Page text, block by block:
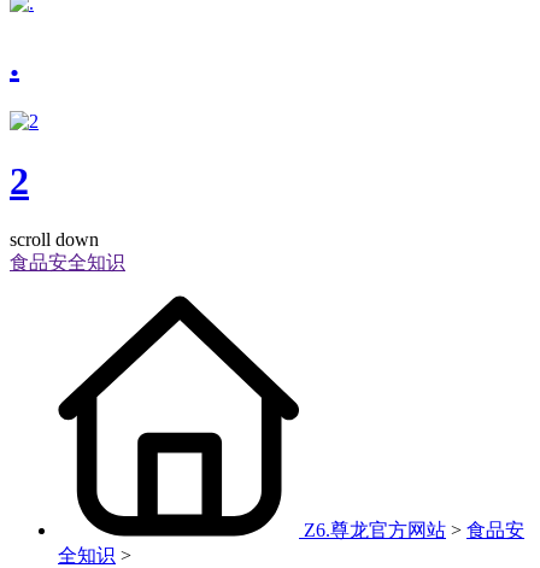
.
2
scroll down
食品安全知识
Z6.尊龙官方网站 > 食品安
全知识 >